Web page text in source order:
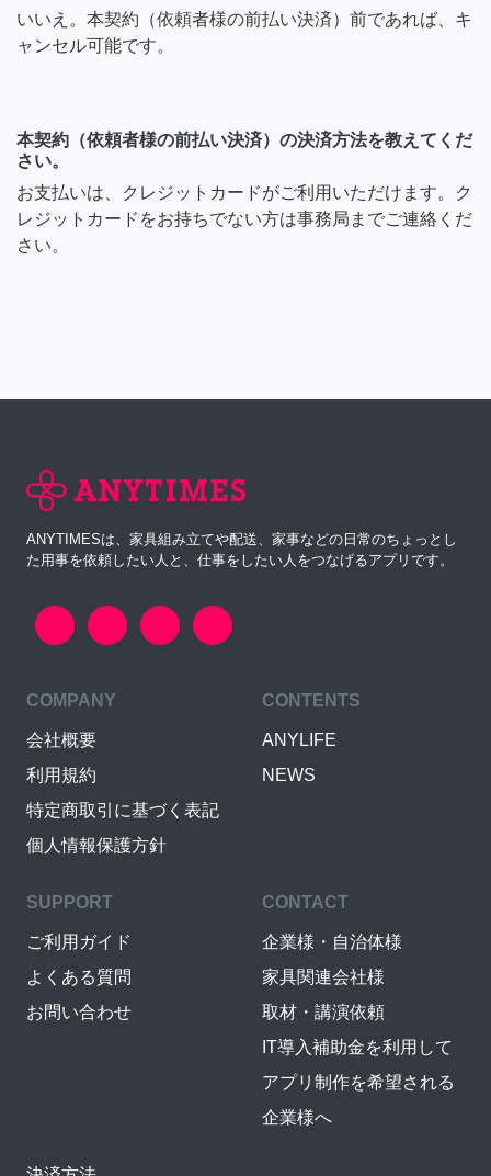
いいえ。本契約（依頼者様の前払い決済）前であれば、キ
ャンセル可能です。
本契約（依頼者様の前払い決済）の決済方法を教えてくだ
さい。
お支払いは、クレジットカードがご利用いただけます。ク
レジットカードをお持ちでない方は事務局までご連絡くだ
さい。
ANYTIMESは、家具組み立てや配送、家事などの日常のちょっとし
た用事を依頼したい人と、仕事をしたい人をつなげるアプリです。
COMPANY
会社概要
利用規約
特定商取引に基づく表記
個人情報保護方針
CONTENTS
ANYLIFE
NEWS
SUPPORT
ご利用ガイド
よくある質問
お問い合わせ
CONTACT
企業様・自治体様
家具関連会社様
取材・講演依頼
IT導入補助金を利用して
アプリ制作を希望される
企業様へ